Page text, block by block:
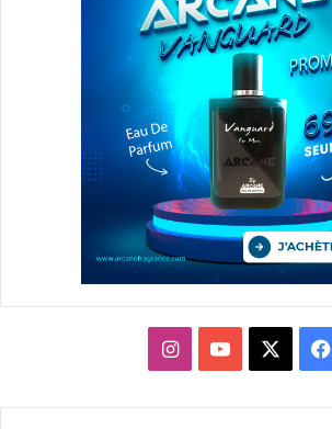
فيسبوك يوتيوبانستقرام